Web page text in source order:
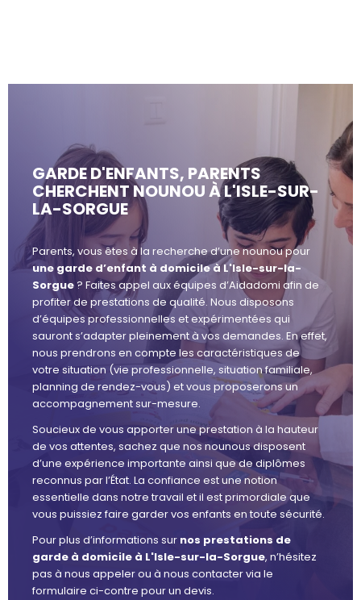
GARDE D'ENFANTS, PARENTS
CHERCHENT NOUNOU À L'ISLE-SUR-
LA-SORGUE
Parents, vous êtes à la recherche d’une nounou pour
une garde d’enfant à domicile à L'Isle-sur-la-
Sorgue ? Faites appel aux équipes d’Aidadomi afin de
profiter de prestations de qualité. Nous disposons
d’équipes professionnelles et expérimentées qui
sauront s’adapter pleinement à vos demandes. En effet,
nous prendrons en compte les caractéristiques de
votre situation (vie professionnelle, situation familiale,
planning de rendez-vous) et vous proposerons un
accompagnement sur-mesure.
Soucieux de vous apporter une prestation à la hauteur
de vos attentes, sachez que nos nounous disposent
d’une expérience importante ainsi que de diplômes
reconnus par l’État. La confiance est une notion
essentielle dans notre travail et il est primordiale que
vous puissiez faire garder vos enfants en toute sécurité.
Pour plus d’informations sur nos prestations de
garde à domicile à L'Isle-sur-la-Sorgue, n’hésitez
pas à nous appeler ou à nous contacter via le
formulaire ci-contre pour un devis.